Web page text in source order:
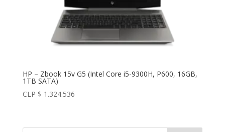
HP – Zbook 15v G5 (Intel Core i5-9300H, P600, 16GB,
1TB SATA)
CLP $ 1.324.536